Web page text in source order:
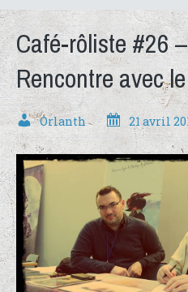
Café-rôliste #26
Rencontre avec
Orlanth 21 avril